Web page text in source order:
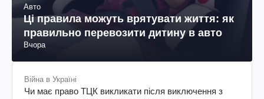
Авто
Ці правила можуть врятувати життя: як
правильно перевозити дитину в авто
Вчора
Війна в Україні
Чи має право ТЦК викликати після виключення з